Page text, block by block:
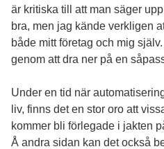
är kritiska till att man säger
bra, men jag kände verkligen
både mitt företag och mig
genom att dra ner på en
Under en tid när
liv, finns det en stor oro att
kommer bli förlegade i jakten
Å andra sidan kan det också